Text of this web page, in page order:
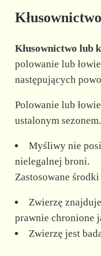
Kłusownictwo
Kłusownictwo lub
polowanie lub
następujących
Polowanie lub
ustalonym sezonem.
Myśliwy nie
nielegalnej broni.
Zastosowane
Zwierzę
prawnie chronione
Zwierzę jest